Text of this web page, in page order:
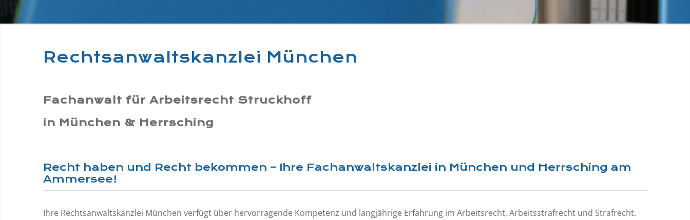
Rechtsanwaltskanzlei München
Fachanwalt für Arbeitsrecht Struckhoff
in München & Herrsching
Recht haben und Recht bekommen – Ihre Fachanwaltskanzlei in München und Herrsching am
Ammersee!
Ihre Rechtsanwaltskanzlei München verfügt über hervorragende Kompetenz und langjährige Erfahrung im Arbeitsrecht, Arbeitsstrafrecht und Strafrecht.